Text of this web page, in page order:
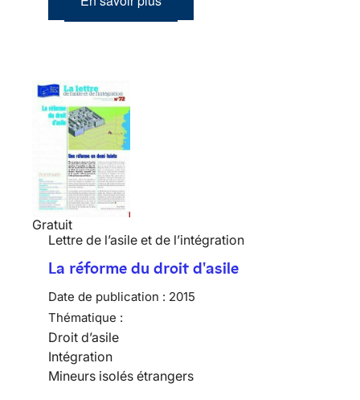
Gratuit
Lettre de l’asile et de l’intégration
La réforme du droit d'asile
Date de publication : 2015
Thématique :
Droit d’asile
Intégration
Mineurs isolés étrangers